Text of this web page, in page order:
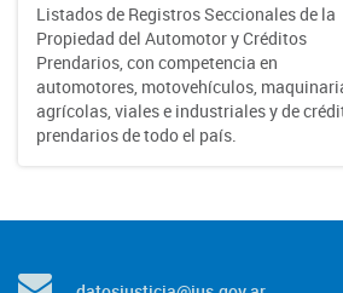
Listados de Registros Seccionales de la
Propiedad del Automotor y Créditos
Prendarios, con competencia en
automotores, motovehículos,
agrícolas, viales e industriales y de
prendarios de todo el país.